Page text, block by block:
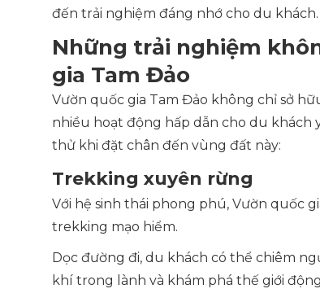
đến trải nghiệm đáng nhớ cho du khách.
Những trải nghiệm
gia Tam Đảo
Vườn quốc gia Tam Đảo không chỉ sở
nhiều hoạt động hấp dẫn cho du khách
thử khi đặt chân đến vùng đất này:
Trekking xuyên rừng
Với hệ sinh thái phong phú, Vườn quốc
trekking mạo hiểm.
Dọc đường đi, du khách có thể chiêm
khí trong lành và khám phá thế giới